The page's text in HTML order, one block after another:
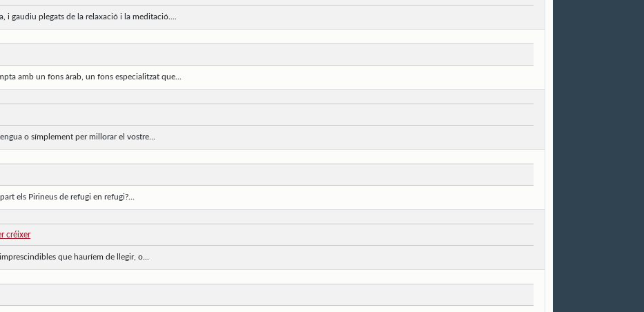
i gaudiu plegats de la relaxació i la meditació....
amb un fons àrab, un fons especialitzat que...
o símplement per millorar el vostre...
els Pirineus de refugi en refugi?...
créixer
que hauríem de llegir, o...